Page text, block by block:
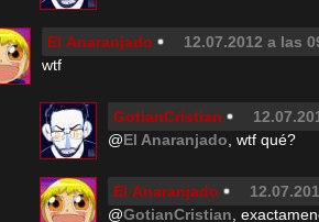
El Anaranjado 12.07.2012 a las
wtf
GotianCristian
@El Anaranjado , wtf qué?
El Anaranjado
@GotianCristian ,